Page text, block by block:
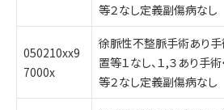
等２なし定義副傷病なし
050210xx9
7000x
徐脈性不整脈手術あり手
置等１なし、１,３あり手術
等２なし定義副傷病なし